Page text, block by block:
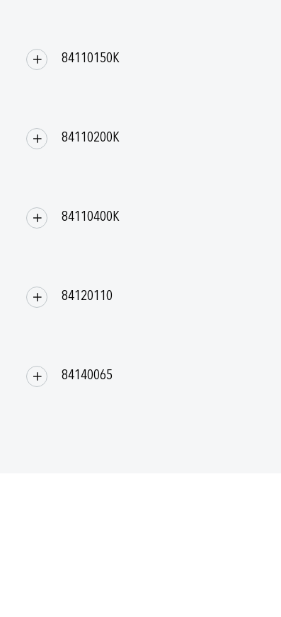
84110150K
84110200K
84110400K
84120110
84140065